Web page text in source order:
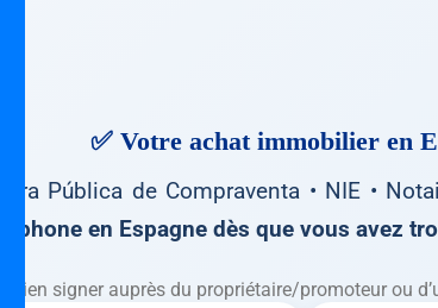
✅ Votre achat immobilier en
Pública de Compraventa • NIE •
en Espagne dès que vous avez
rien signer auprès du propriétaire/promoteur ou